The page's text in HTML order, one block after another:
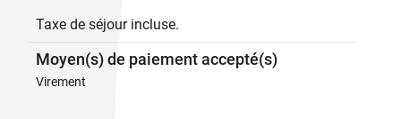
Taxe de séjour incluse.
Moyen(s) de paiement accepté(s)
Virement